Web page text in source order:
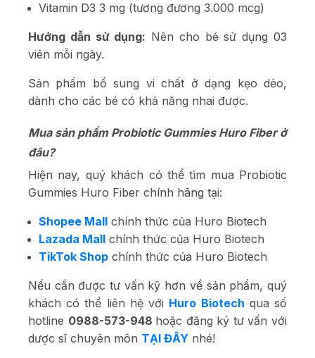
Vitamin D3 3 mg (tương đương 3.000 mcg)
Hướng dẫn sử dụng: Nên cho bé sử dụng 03
viên mỗi ngày.
Sản phẩm bổ sung vi chất ở dạng kẹo dẻo,
dành cho các bé có khả năng nhai được.
Mua sản phẩm Probiotic Gummies Huro Fiber ở
đâu?
Hiện nay, quý khách có thể tìm mua Probiotic
Gummies Huro Fiber chính hãng tại:
Shopee Mall chính thức của Huro Biotech
Lazada Mall chính thức của Huro Biotech
TikTok Shop chính thức của Huro Biotech
Nếu cần được tư vấn kỹ hơn về sản phẩm, quý
khách có thể liên hệ với Huro Biotech qua số
hotline 0988-573-948 hoặc đăng ký tư vấn với
dược sĩ chuyên môn TẠI ĐÂY nhé!